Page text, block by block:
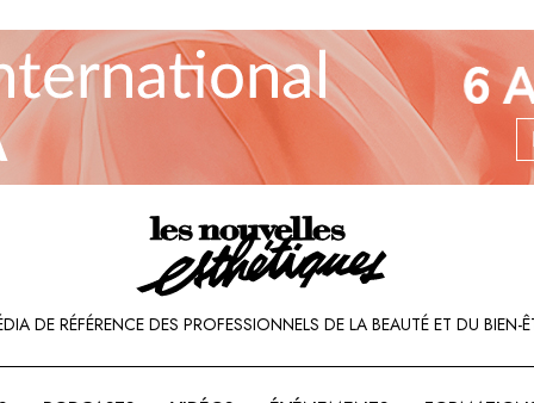
DE RÉFÉRENCE DES PROFESSIONNELS DE LA BEAUTÉ ET DU BIEN-